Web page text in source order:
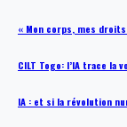
« Mon corps, mes
CILT Togo: l’IA trace la
IA : et si la révolution